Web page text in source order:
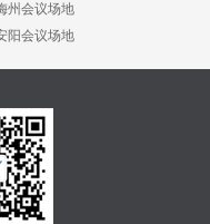
州会议场地
阳会议场地